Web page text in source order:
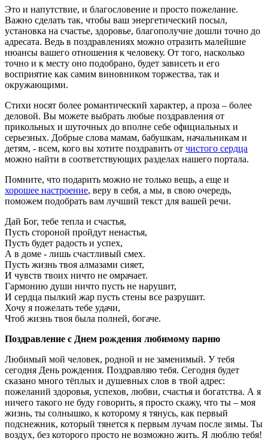
Это и напутствие, и благословение и просто пожелание.
Важно сделать так, чтобы ваш энергетический посыл,
установка на счастье, здоровье, благополучие дошли точно до
адресата. Ведь в поздравлениях можно отразить малейшие
нюансы вашего отношения к человеку. От того, насколько
точно и к месту оно подобрано, будет зависеть и его
восприятие как самим виновником торжества, так и
окружающими.
Стихи носят более романтический характер, а проза – более
деловой. Вы можете выбрать любые поздравления от
прикольных и шуточных до вполне себе официальных и
серьезных. Добрые слова мамам, бабушкам, начальникам и
детям, - всем, кого вы хотите поздравить от чистого сердца
можно найти в соответствующих разделах нашего портала.
Помните, что подарить можно не только вещь, а еще и
хорошее настроение, веру в себя, а мы, в свою очередь,
поможем подобрать вам лучший текст для вашей речи.
Дай Бог, тебе тепла и счастья,
Пусть стороной пройдут ненастья,
Пусть будет радость и успех,
А в доме - лишь счастливый смех.
Пусть жизнь твоя алмазами сияет,
И чувств твоих ничто не омрачает.
Гармонию души ничто пусть не нарушит,
И сердца пылкий жар пусть стены все разрушит.
Хочу я пожелать тебе удачи,
Чтоб жизнь твоя была полней, богаче.
Поздравление с Днем рождения любимому парню
Любимый мой человек, родной и не заменимый. У тебя
сегодня День рождения. Поздравляю тебя. Сегодня будет
сказано много тёплых и душевных слов в твой адрес:
пожеланий здоровья, успехов, любви, счастья и богатства. А я
ничего такого не буду говорить, я просто скажу, что ты – моя
жизнь, ты солнышко, к которому я тянусь, как первый
подснежник, который тянется к первым лучам после зимы. Ты
воздух, без которого просто не возможно жить. Я люблю тебя!